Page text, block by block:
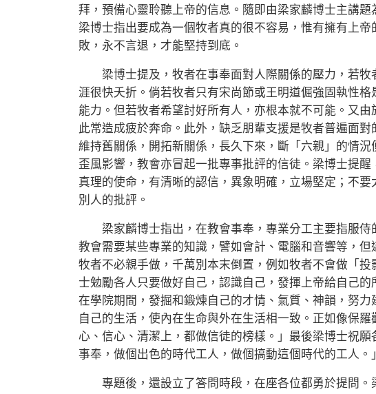
拜，預備心靈聆聽上帝的信息。隨即由梁家麟博士主講題
梁博士指出要成為一個牧者真的很不容易，惟有擁有上
敗，永不言退，才能堅持到底。
梁博士提及，牧者在事奉面對人際關係的壓力，若牧
涯很快夭折。倘若牧者只有宋尚節或王明道倔強固執性
能力。但若牧者希望討好所有人，亦根本就不可能。又
此常造成疲於奔命。此外，缺乏朋輩支援是牧者普遍面
維持舊關係，開拓新關係，長久下來，斷「六親」的情
歪風影響，教會亦冒起一批專事批評的信徒。梁博士提
真理的使命，有清晰的認信，異象明確，立場堅定；不
別人的批評。
梁家麟博士指出，在教會事奉，專業分工主要指服侍
教會需要某些專業的知識，譬如會計、電腦和音響等，但
牧者不必親手做，千萬別本末倒置，例如牧者不會做「
士勉勵各人只要做好自己，認識自己，發揮上帝給自己
在學院期間，發掘和鍛煉自己的才情、氣質、神韻，努
自己的生活，使內在生命與外在生活相一致。正如像保
心、信心、清潔上，都做信徒的榜樣。」最後梁博士祝
事奉，做個出色的時代工人，做個搞動這個時代的工人。」
專題後，還設立了答問時段，在座各位都勇於提問。